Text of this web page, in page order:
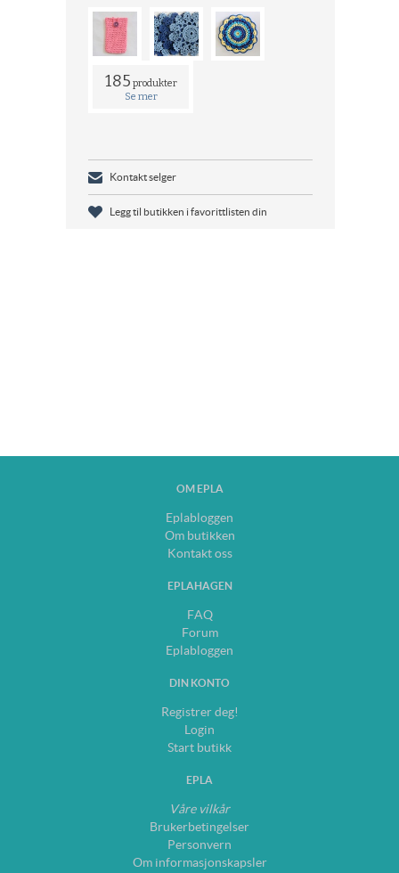
185 produkter
Se mer
Kontakt selger
Legg til butikken i favorittlisten din
OM EPLA
Eplabloggen
Om butikken
Kontakt oss
EPLAHAGEN
FAQ
Forum
Eplabloggen
DIN KONTO
Registrer deg!
Login
Start butikk
EPLA
Våre vilkår
Brukerbetingelser
Personvern
Om informasjonskapsler